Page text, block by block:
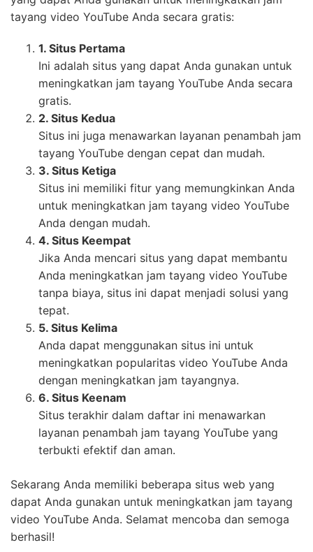
meningkatkan jam tayang YouTube Anda secara
gratis.
2. Situs Kedua
Situs ini juga menawarkan layanan penambah jam
tayang YouTube dengan cepat dan mudah.
3. Situs Ketiga
Situs ini memiliki fitur yang memungkinkan Anda
untuk meningkatkan jam tayang video YouTube
Anda dengan mudah.
4. Situs Keempat
Jika Anda mencari situs yang dapat membantu
Anda meningkatkan jam tayang video YouTube
tanpa biaya, situs ini dapat menjadi solusi yang
tepat.
5. Situs Kelima
Anda dapat menggunakan situs ini untuk
meningkatkan popularitas video YouTube Anda
dengan meningkatkan jam tayangnya.
6. Situs Keenam
Situs terakhir dalam daftar ini menawarkan
layanan penambah jam tayang YouTube yang
terbukti efektif dan aman.
Sekarang Anda memiliki beberapa situs web yang
dapat Anda gunakan untuk meningkatkan jam tayang
video YouTube Anda. Selamat mencoba dan semoga
If you are looking for Cara Menambah Jam Tayang
Youtube Dengan RDP VPS GRATIS – Metrik TV you've
visit to the right place. We have 5 Images about Cara
Menambah Jam Tayang Youtube Dengan RDP VPS